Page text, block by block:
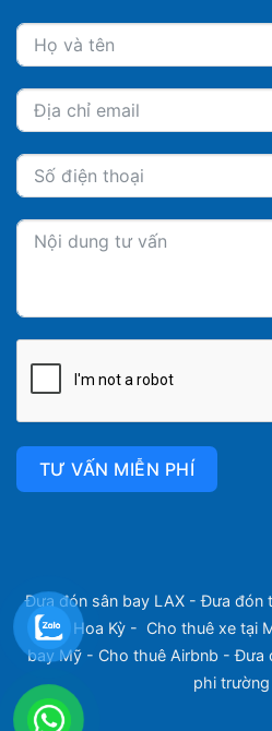
TƯ VẤN MIỄN PHÍ
Đưa đón sân bay LAX -Đưa đón
xe tại Hoa Kỳ- Cho thuê xe tại
bay Mỹ - Cho thuê Airbnb -Đưa
phi